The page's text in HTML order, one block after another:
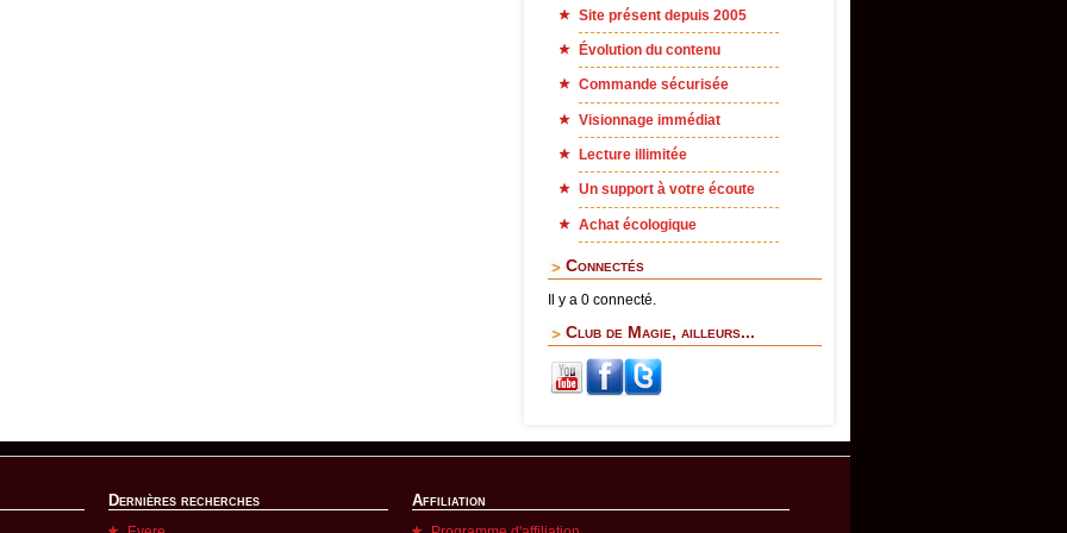
Site présent depuis 2005
Évolution du contenu
Commande sécurisée
Visionnage immédiat
Lecture illimitée
Un support à votre écoute
Achat écologique
Connectés
Il y a 0 connecté.
Club de Magie, ailleurs...
Dernières recherches Affiliation